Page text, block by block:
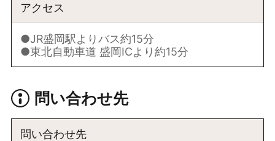
アクセス
●JR盛岡駅よりバス約15分
●東北自動車道 盛岡ICより約15分
問い合わせ先
問い合わせ先